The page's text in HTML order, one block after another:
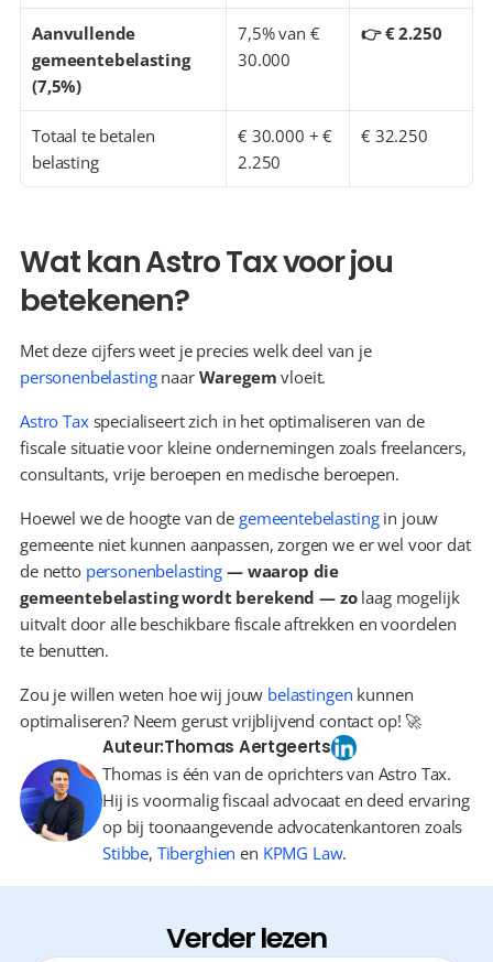
Aanvullende
gemeentebelasting
(7,5%)
7,5% van €
30.000
👉 € 2.250
Totaal te betalen
belasting
€ 30.000 + €
2.250
€ 32.250
Wat kan Astro Tax voor jou
betekenen?
Met deze cijfers weet je precies welk deel van je
personenbelasting naar Waregem vloeit.
Astro Tax specialiseert zich in het optimaliseren van de
fiscale situatie voor kleine ondernemingen zoals freelancers,
consultants, vrije beroepen en medische beroepen.
Hoewel we de hoogte van de gemeentebelasting in jouw
gemeente niet kunnen aanpassen, zorgen we er wel voor dat
de netto personenbelasting — waarop die
gemeentebelasting wordt berekend — zo laag mogelijk
uitvalt door alle beschikbare fiscale aftrekken en voordelen
te benutten.
Zou je willen weten hoe wij jouw belastingen kunnen
optimaliseren? Neem gerust vrijblijvend contact op! 🚀
Auteur:Thomas Aertgeerts
Thomas is één van de oprichters van Astro Tax.
Hij is voormalig fiscaal advocaat en deed ervaring
op bij toonaangevende advocatenkantoren zoals
Stibbe, Tiberghien en KPMG Law.
Verder lezen